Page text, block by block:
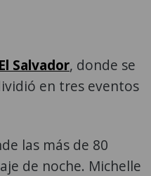
El Salvador, donde se
en tres eventos
las más de 80
de noche. Michelle